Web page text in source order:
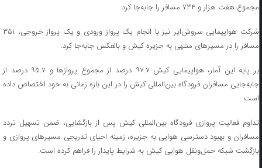
مجموع هفت هزار و ۷۳۴ مسافر را جابه‌جا کرد.
شرکت هواپیمایی سروش‌ایر نیز با انجام یک پرواز ورودی و یک پرواز خروجی، ۳۵۱
مسافر را در مسیرهای منتهی به جزیره کیش و بالعکس جابه‌جا کرد.
بر پایه این آمار، هواپیمایی کیش ۹۷.۷ درصد از مجموع پروازها و ۹۵.۷ درصد از
جابه‌جایی مسافران فرودگاه بین‌المللی کیش را در این بازه زمانی به خود اختصاص داده
است.
تداوم فعالیت پروازی فرودگاه بین‌المللی کیش پس از بازگشایی، ضمن تسهیل تردد
مسافران و بهبود دسترسی هوایی به جزیره، زمینه احیای تدریجی مسیرهای پروازی و
بازگشت شبکه حمل‌ونقل هوایی کیش به شرایط پایدار را فراهم کرده است.